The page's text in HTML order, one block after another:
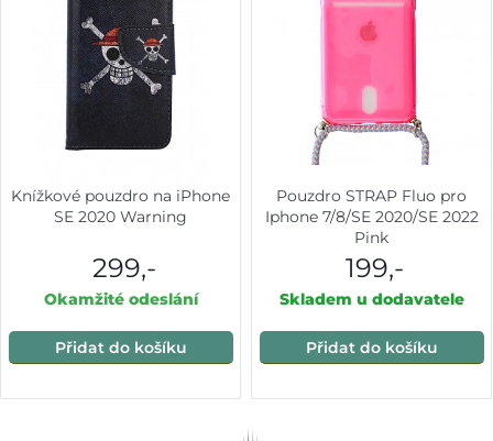
Knížkové pouzdro na iPhone
SE 2020 Warning
299,-
Okamžité odeslání
Přidat do košíku
Pouzdro STRAP Fluo pro
Iphone 7/8/SE 2020/SE 2022
Pink
199,-
Skladem u dodavatele
Přidat do košíku